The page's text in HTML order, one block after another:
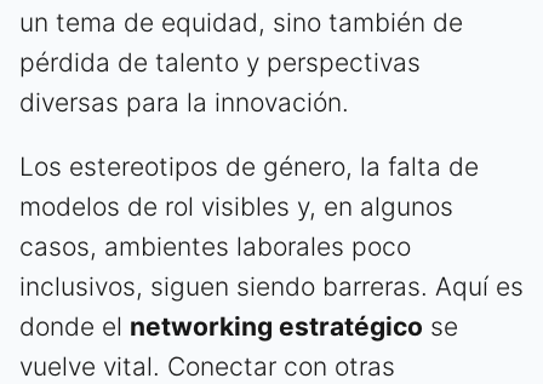
un tema de equidad, sino también de
pérdida de talento y perspectivas
diversas para la innovación.
Los estereotipos de género, la falta de
modelos de rol visibles y, en algunos
casos, ambientes laborales poco
inclusivos, siguen siendo barreras. Aquí es
donde el networking estratégico se
vuelve vital. Conectar con otras